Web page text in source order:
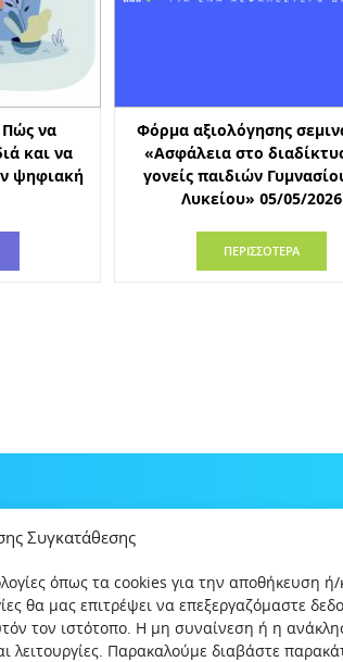
Συγκατάθεσης
όπως τα cookies για την αποθήκευση
θα μας επιτρέψει να επεξεργαζόμαστε
τον ιστότοπο. Η μη συναίνεση ή η
λειτουργίες. Παρακαλούμε διαβάστε
Πώς να
και να
ψηφιακή
Φόρμα αξιολόγησης
«Ασφάλεια στο
γονείς παιδιών
Λυκείου» 05/05/2026
ΠΕΡΙΣΣΟΤΕΡΑ